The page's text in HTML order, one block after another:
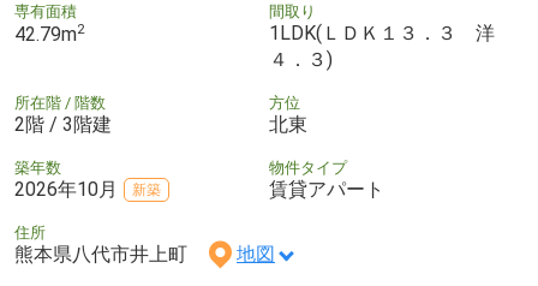
専有面積
42.79m2
間取り
1LDK(ＬＤＫ１３．３ 洋
４．３)
所在階 / 階数
2階 / 3階建
方位
北東
築年数
2026年10月 新築
物件タイプ
賃貸アパート
住所
熊本県八代市井上町 地図